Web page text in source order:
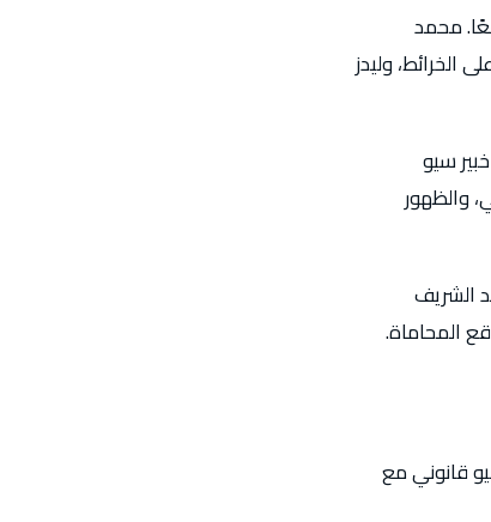
محمد
الخرائط، وليدز
سيو
والظهور
الشريف
المحاماة.
قانوني مع